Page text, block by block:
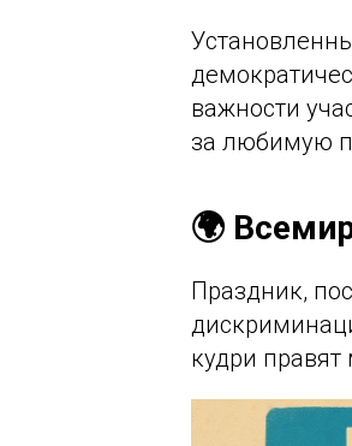
важности
за любимую
🌍
Праздник,
кудри